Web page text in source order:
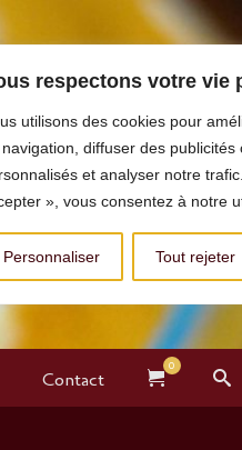
respectons votre vie
utilisons des cookies pour
diffuser des publicités
et analyser notre
», vous consentez à notre
Personnaliser Tout rejeter
Contact
0